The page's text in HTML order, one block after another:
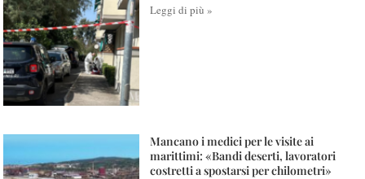
Leggi di più »
Mancano i medici per le visite ai
marittimi: «Bandi deserti, lavoratori
costretti a spostarsi per chilometri»